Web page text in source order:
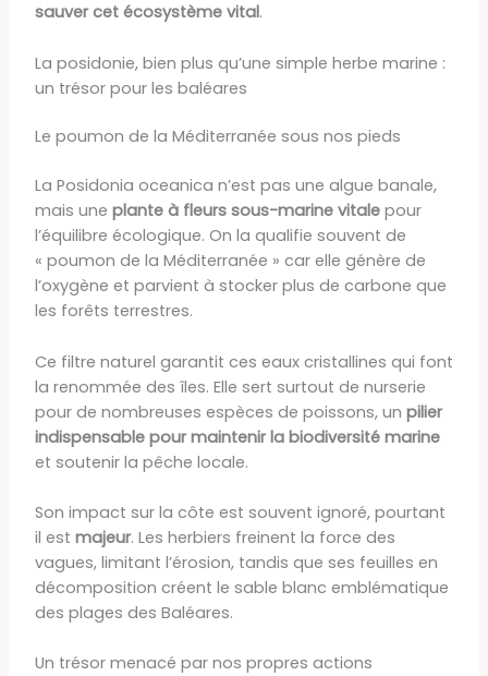
sauver cet écosystème vital.
La posidonie, bien plus qu’une simple herbe marine :
un trésor pour les baléares
Le poumon de la Méditerranée sous nos pieds
La Posidonia oceanica n’est pas une algue banale,
mais une plante à fleurs sous-marine vitalepour
l’équilibre écologique. On la qualifie souvent de
« poumon de la Méditerranée » car elle génère de
l’oxygène et parvient à stocker plus de carbone que
les forêts terrestres.
Ce filtre naturel garantit ces eaux cristallines qui font
la renommée des îles. Elle sert surtout de nurserie
pour de nombreuses espèces de poissons, un pilier
indispensable pour maintenir la biodiversité marine
et soutenir la pêche locale.
Son impact sur la côte est souvent ignoré, pourtant
il est majeur. Les herbiers freinent la force des
vagues, limitant l’érosion, tandis que ses feuilles en
décomposition créent le sable blanc emblématique
des plages des Baléares.
Un trésor menacé par nos propres actions